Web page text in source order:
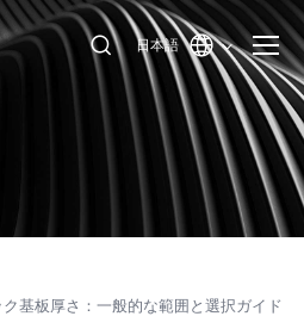
日本語
ク基板厚さ：一般的な範囲と選択ガイド